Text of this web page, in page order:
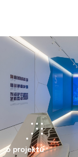
o projektu